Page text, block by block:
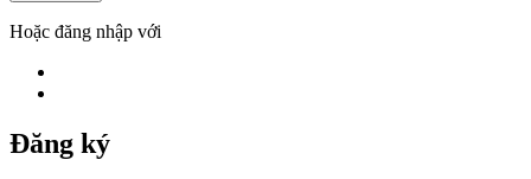
Hoặc đăng nhập với
Đăng ký